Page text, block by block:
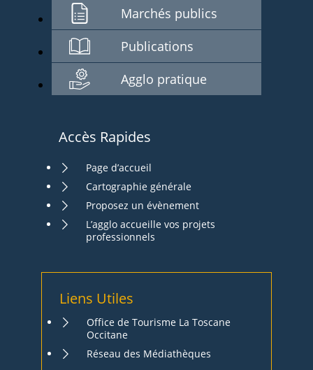
Marchés publics
Publications
Agglo pratique
Accès Rapides
Page d’accueil
Cartographie générale
Proposez un évènement
L’agglo accueille vos projets
professionnels
Liens Utiles
Office de Tourisme La Toscane
Occitane
Réseau des Médiathèques